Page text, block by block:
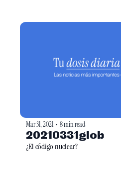
Mar 31, 2021 • 8 min read
20210331glob